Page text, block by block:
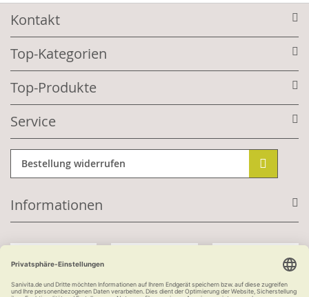
Kontakt
Top-Kategorien
Top-Produkte
Service
Bestellung widerrufen
Informationen